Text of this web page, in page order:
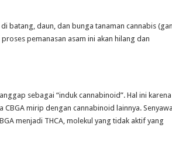
batang, daun, dan bunga tanaman cannabis
pemanasan asam ini akan hilang dan
sebagai “induk cannabinoid”. Hal ini karena
CBGA mirip dengan cannabinoid lainnya.
menjadi THCA, molekul yang tidak aktif yang